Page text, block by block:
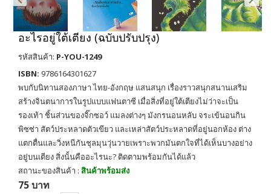
อะไรอยู่ใต้เตียง (ฉบับปรับปรุง)
รหัสสินค้า: P-YOU-1249
ISBN: 9786164301627
พบกับนิทานสองภาษา ไทย-อังกฤษ แสนสนุก เรื่องราวสนุกสนานเสริม
สร้างจินตนาการในรูปแบบแฟนตาซี เมื่อสิ่งที่อยู่ใต้เตียงไม่ว่าจะเป็น
รองเท้า ชิ้นส่วนของจิ๊กซอว์ แมลงต่างๆ มังกรนอนหลับ จระเข้นอนกิน
พิซซ่า สัตว์ประหลาดตัวเขียว และเหล่าสัตว์ประหลาดที่อยู่นอกห้อง ต่าง
แตกตื่นและวิ่งหนีกันชุลมุนวุ่นวายเพราะพวกมันตกใจที่ได้เห็นบางอย่าง
อยู่บนเตียง สิ่งนั้นคืออะไรนะ? ติดตามพร้อมกันได้แล้ว
สถานะของสินค้า : สินค้าพร้อมส่ง
75 บาท